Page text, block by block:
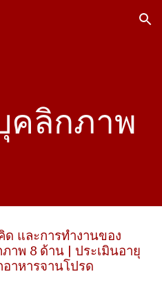
Skip to navigation
คลิกภาพ
ด และการทำงานของ
าพ 8 ด้าน | ประเมินอายุ
าหารจานโปรด